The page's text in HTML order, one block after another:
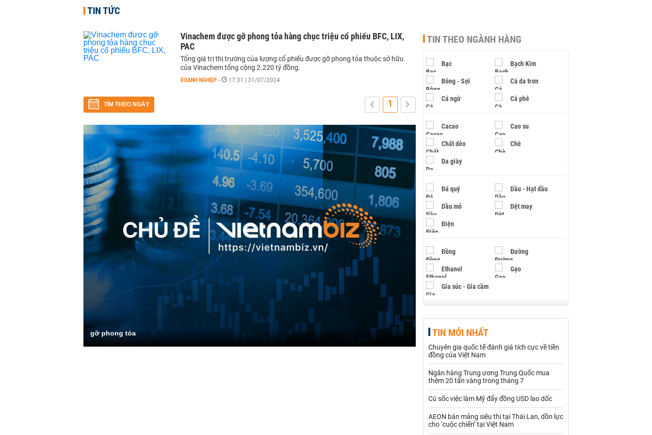
TIN TỨC
Vinachem được gỡ phong tỏa hàng chục triệu cổ phiếu BFC, LIX,
PAC
Tổng giá trị thị trường của lượng cổ phiếu được gỡ phong tỏa thuộc sở hữu
của Vinachem tổng cộng 2.220 tỷ đồng.
DOANH NGHIỆP - 17:31 | 31/07/2024
TÌM THEO NGÀY 1
gỡ phong tỏa
TIN THEO NGÀNH HÀNG
Bạc Bạch Kim
Bông - Sợi Cá da trơn
Cá ngừ Cà phê
Cacao Cao su
Chất dẻo Chè
Da giày
Đá quý Dầu - Hạt dầu
Dầu mỏ Dệt may
Điện
Đồng Đường
Ethanol Gạo
Gia súc - Gia cầm
Hạt điều
Khí đốt
Kim loại khác Mắc ca
Muối Ngũ cốc
Nhựa - Hạt nhựa
TIN MỚI NHẤT
Chuyên gia quốc tế đánh giá tích cực về tiền
đồng của Việt Nam
Ngân hàng Trung ương Trung Quốc mua
thêm 20 tấn vàng trong tháng 7
Cú sốc việc làm Mỹ đẩy đồng USD lao dốc
AEON bán mảng siêu thị tại Thái Lan, dồn lực
cho ‘cuộc chiến’ tại Việt Nam